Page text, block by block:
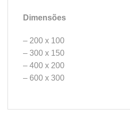
Dimensões
– 200 x 100
– 300 x 150
– 400 x 200
– 600 x 300